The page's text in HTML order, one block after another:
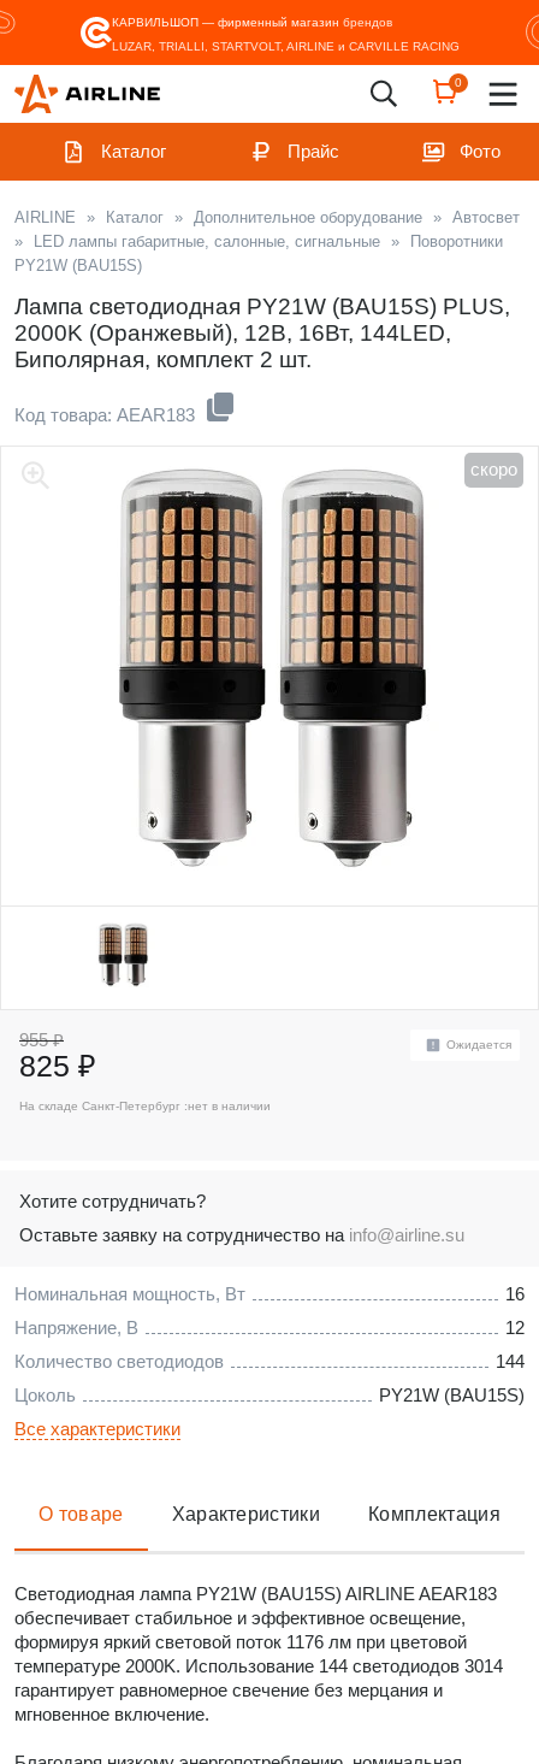
КАРВИЛЬШОП — фирменный магазин брендов
LUZAR, TRIALLI, STARTVOLT, AIRLINE и CARVILLE RACING
0
Каталог Прайс Фото
AIRLINE » Каталог » Дополнительное оборудование » Автосвет
»
LED лампы габаритные, салонные, сигнальные »
Поворотники
PY21W (BAU15S)
Лампа светодиодная PY21W (BAU15S) PLUS,
2000K (Оранжевый), 12В, 16Вт, 144LED,
Биполярная, комплект 2 шт.
Код товара: AEAR183
скоро
Номинальная мощность, Вт
16
Напряжение, В
12
Количество светодиодов
144
Цоколь
PY21W (BAU15S)
Все характеристики
955 ₽
825 ₽
Ожидается
На складе Санкт-Петербург :нет в наличии
Хотите сотрудничать?
Оставьте заявку на сотрудничество на info@airline.su
О товаре Характеристики Комплектация
Светодиодная лампа PY21W (BAU15S) AIRLINE AEAR183
обеспечивает стабильное и эффективное освещение,
формируя яркий световой поток 1176 лм при цветовой
температуре 2000K. Использование 144 светодиодов 3014
гарантирует равномерное свечение без мерцания и
мгновенное включение.